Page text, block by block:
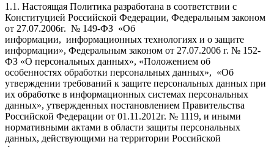
1.1. Настоящая Политика разработана в соответствии с
Конституцией Российской Федерации, Федеральным законом
от 27.07.2006г. № 149-ФЗ «Об
информации, информационных технологиях и о защите
информации», Федеральным законом от 27.07.2006 г. № 152-
ФЗ «О персональных данных», «Положением об
особенностях обработки персональных данных», «Об
утверждении требований к защите персональных данных при
их обработке в информационных системах персональных
данных», утвержденных постановлением Правительства
Российской Федерации от 01.11.2012г. № 1119, и иными
нормативными актами в области защиты персональных
данных, действующими на территории Российской